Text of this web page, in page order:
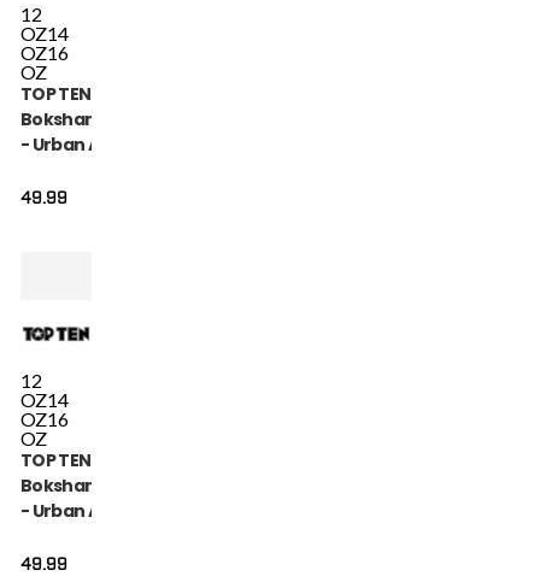
12
OZ14
OZ16
OZ
TOP TEN
Bokshandschoen
- Urban Arts -
49.99
12
OZ14
OZ16
OZ
TOP TEN
Bokshandschoen
- Urban Arts -
49.99